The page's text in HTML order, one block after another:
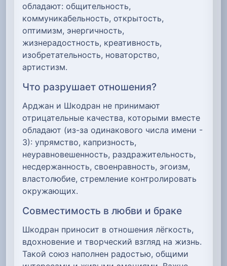
обладают: общительность,
коммуникабельность, открытость,
оптимизм, энергичность,
жизнерадостность, креативность,
изобретательность, новаторство,
артистизм.
Что разрушает отношения?
Арджан и Шкодран не принимают
отрицательные качества, которыми вместе
обладают (из-за одинакового числа имени -
3): упрямство, капризность,
неуравновешенность, раздражительность,
несдержанность, своенравность, эгоизм,
властолюбие, стремление контролировать
окружающих.
Совместимость в любви и браке
Шкодран приносит в отношения лёгкость,
вдохновение и творческий взгляд на жизнь.
Такой союз наполнен радостью, общими